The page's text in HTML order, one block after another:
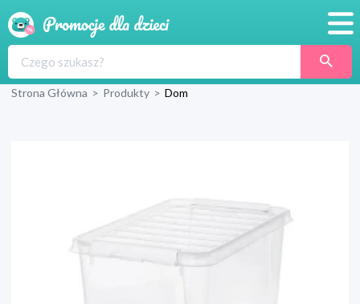
Produkty
Strona Główna > Produkty > Dom